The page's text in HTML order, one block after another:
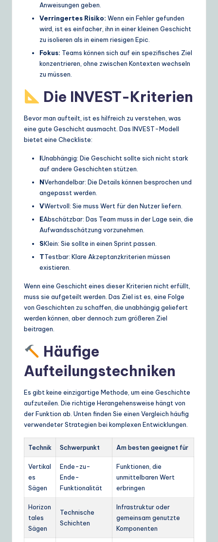
Anweisungen geben.
Verringertes Risiko: Wenn ein Fehler gefunden
wird, ist es einfacher, ihn in einer kleinen Geschicht
zu isolieren als in einem riesigen Epic.
Fokus: Teams können sich auf ein spezifisches Ziel
konzentrieren, ohne zwischen Kontexten wechseln
zu müssen.
Die INVEST-Kriterien
Bevor man aufteilt, ist es hilfreich zu verstehen, was
eine gute Geschicht ausmacht. Das INVEST-Modell
bietet eine Checkliste:
IUnabhängig: Die Geschicht sollte sich nicht stark
auf andere Geschichten stützen.
NVerhandelbar: Die Details können besprochen und
angepasst werden.
VWertvoll: Sie muss Wert für den Nutzer liefern.
EAbschätzbar: Das Team muss in der Lage sein, die
Aufwandsschätzung vorzunehmen.
SKlein: Sie sollte in einen Sprint passen.
TTestbar: Klare Akzeptanzkriterien müssen
existieren.
Wenn eine Geschicht eines dieser Kriterien nicht erfüllt,
muss sie aufgeteilt werden. Das Ziel ist es, eine Folge
von Geschichten zu schaffen, die unabhängig geliefert
werden können, aber dennoch zum größeren Ziel
beitragen.
Häufige
Aufteilungstechniken
Es gibt keine einzigartige Methode, um eine Geschichte
aufzuteilen. Die richtige Herangehensweise hängt von
der Funktion ab. Unten finden Sie einen Vergleich häufig
verwendeter Strategien bei komplexen Entwicklungen.
Technik Schwerpunkt Am besten geeignet für
Vertikal
es
Sägen
Ende-zu-
Ende-
Funktionalität
Funktionen, die
unmittelbaren Wert
erbringen
Horizon
tales
Sägen
Technische
Schichten
Infrastruktur oder
gemeinsam genutzte
Komponenten